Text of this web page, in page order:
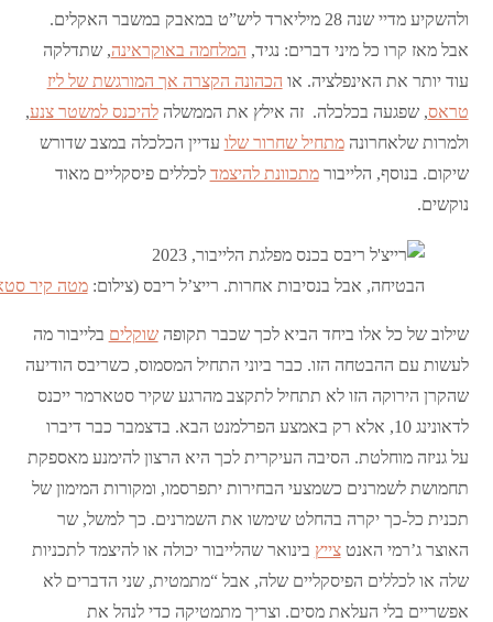
ולהשקיע מדיי שנה 28 מיליארד ליש”ט במאבק במשבר האקלים.
אבל מאז קרו כל מיני דברים: נגיד, המלחמה באוקראינה, שתדלקה
עוד יותר את האינפלציה. או הכהונה הקצרה אך המורגשת של ליז
טראס, שפגעה בכלכלה. זה אילץ את הממשלהלהיכנס למשטר צנע,
ולמרות שלאחרונהמתחיל שחרור שלו עדיין הכלכלה במצב שדורש
שיקום. בנוסף, הלייבורמתכוונת להיצמד לכללים פיסקליים מאוד
נוקשים.
הבטיחה, אבל בנסיבות אחרות. רייצ’ל ריבס (צילום:מטה קיר
שילוב של כל אלו ביחד הביא לכך שכבר תקופהשוקלים בלייבור מה
לעשות עם ההבטחה הזו. כבר ביוני התחיל המסמוס, כשריבס הודיעה
שהקרן הירוקה הזו לא תתחיל לתקצב מהרגע שקיר סטארמר ייכנס
לדאונינג 10, אלא רק באמצע הפרלמנט הבא. בדצמבר כבר דיברו
על גניזה מוחלטת. הסיבה העיקרית לכך היא הרצון להימנע מאספקת
תחמושת לשמרנים כשמצעי הבחירות יתפרסמו, ומקורות המימון של
תכנית כל-כך יקרה בהחלט שימשו את השמרנים. כך למשל, שר
האוצר ג’רמי האנטצייץ בינואר שהלייבור יכולה או להיצמד לתכניות
שלה או לכללים הפיסקליים שלה, אבל “מתמטית, שני הדברים לא
אפשריים בלי העלאת מסים. וצריך מתמטיקה כדי לנהל את